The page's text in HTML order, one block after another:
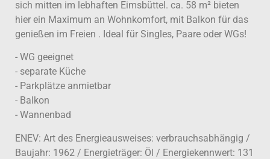
sich mitten im lebhaften Eimsbüttel. ca. 58 m² bieten
hier ein Maximum an Wohnkomfort, mit Balkon für das
genießen im Freien . Ideal für Singles, Paare oder WGs!
- WG geeignet
- separate Küche
- Parkplätze anmietbar
- Balkon
- Wannenbad
ENEV: Art des Energieausweises: verbrauchsabhängig /
Baujahr: 1962 / Energieträger: Öl / Energiekennwert: 131